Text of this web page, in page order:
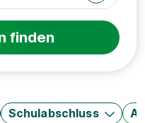
finden
Schulabschluss